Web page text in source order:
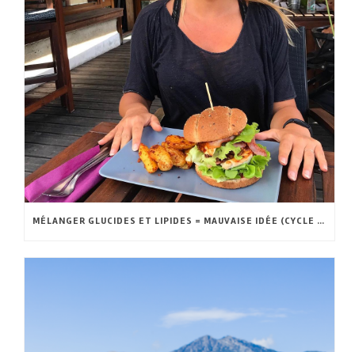
MÉLANGER GLUCIDES ET LIPIDES = MAUVAISE IDÉE (CYCLE DE RANDLE)